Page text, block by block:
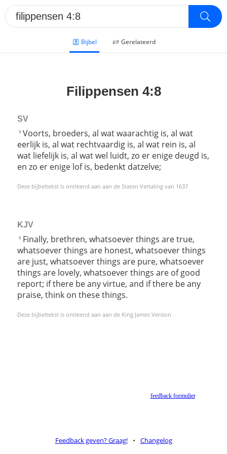
Bijbel Gerelateerd
Filippensen 4:8
SV
8 Voorts, broeders, al wat waarachtig is, al wat
eerlijk is, al wat rechtvaardig is, al wat rein is, al
wat liefelijk is, al wat wel luidt, zo er enige deugd is,
en zo er enige lof is, bedenkt datzelve;
Deze bijbeltekst is ontleend aan aan de Staten Vertaling van 1637
KJV
8 Finally, brethren, whatsoever things are true,
whatsoever things are honest, whatsoever things
are just, whatsoever things are pure, whatsoever
things are lovely, whatsoever things are of good
report; if there be any virtue, and if there be any
praise, think on these things.
Deze bijbeltekst is ontleend aan aan de King James Version
feedback formulier.
Feedback geven? Graag! • Changelog